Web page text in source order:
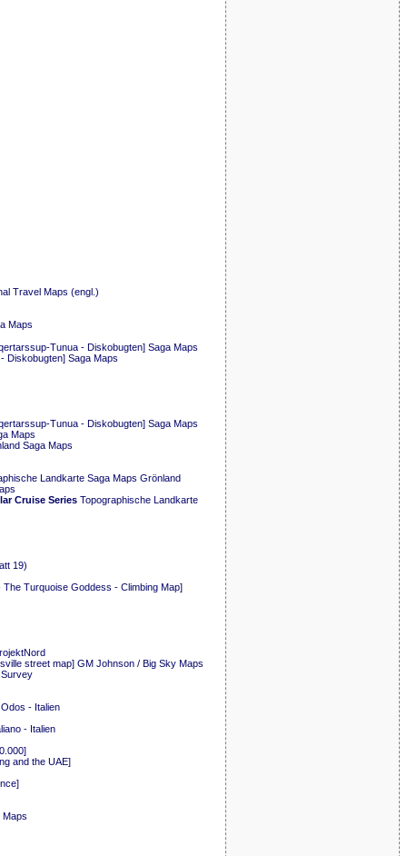
Travel Maps (engl.)
Maps
Tunua - Diskobugten] Saga Maps
Diskobugten] Saga Maps
Tunua - Diskobugten] Saga Maps
Maps
Saga Maps
Landkarte Saga Maps Grönland
Cruise SeriesTopographische Landkarte
19)
Turquoise Goddess - Climbing Map]
street map] GM Johnson / Big Sky Maps
- Italien
- Italien
and the UAE]
Maps